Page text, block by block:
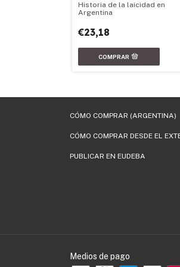
Historia de la laicidad en
Argentina
€23,18
CÓMO COMPRAR (ARGENTINA)
CÓMO COMPRAR DESDE EL
PUBLICAR EN EUDEBA
Medios de pago